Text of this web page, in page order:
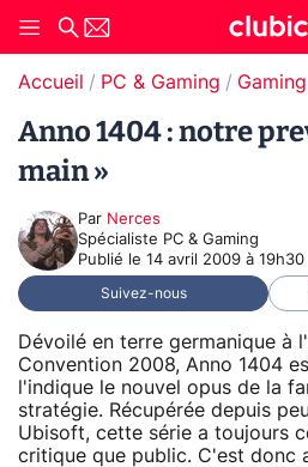
Accueil PC & Gaming Gaming
Anno 1404 : notre
main »
Par Nerces
Spécialiste PC & Gaming
Publié le 14 avril 2009 à 19h30
Suivez-nous
Dévoilé en terre germanique à
Convention 2008, Anno 1404
l'indique le nouvel opus de la
stratégie. Récupérée depuis
Ubisoft, cette série a toujours
critique que public. C'est donc